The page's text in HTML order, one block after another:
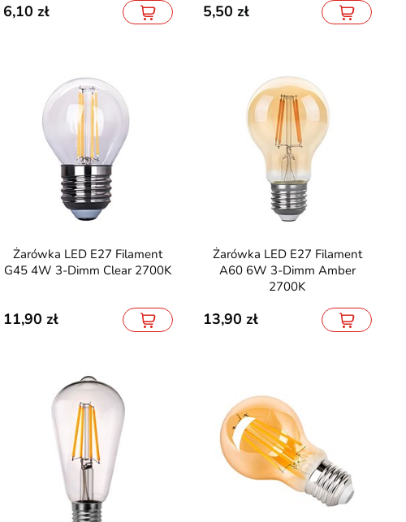
Adresowalne RGB 6 LAT GWARANCJI
6,10 5,50
Żarówka LED E27 Filament
G45 4W 3-Dimm Clear 2700K
11,90
Żarówka LED E27 Filament
A60 6W 3-Dimm Amber
2700K
13,90